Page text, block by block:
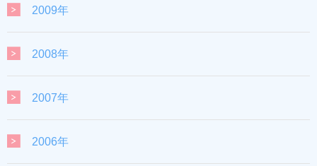
2009年
2008年
2007年
2006年